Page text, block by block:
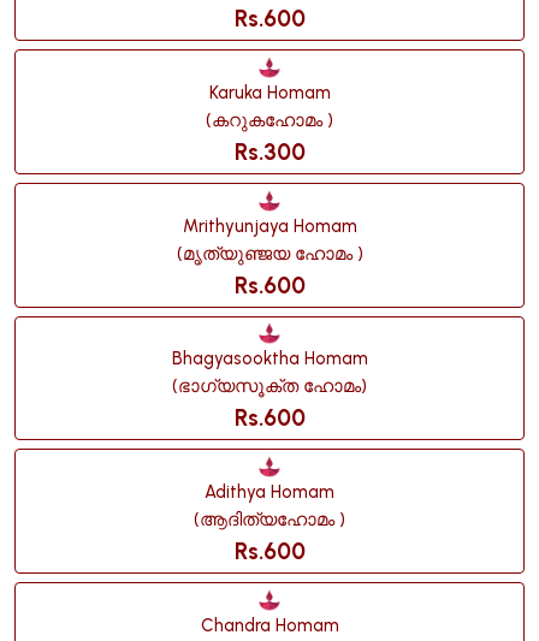
Rs.600
Karuka Homam
(കറുകഹോമം )
Rs.300
Mrithyunjaya Homam
(മൃത്യുഞ്ജയ ഹോമം )
Rs.600
Bhagyasooktha Homam
(ഭാഗ്യസൂക്ത ഹോമം)
Rs.600
Adithya Homam
(ആദിത്യഹോമം )
Rs.600
Chandra Homam